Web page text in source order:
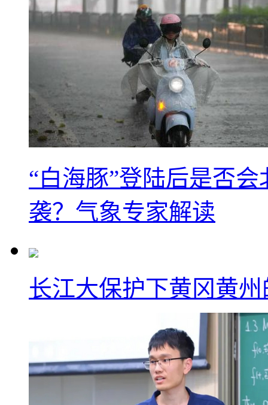
“白海豚”登陆后是否
袭？气象专家解读
长江大保护下黄冈黄